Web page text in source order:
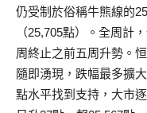
仍受制於俗稱牛熊線的
（25,705點）。全周計
周終止之前五周升勢。
隨即湧現，跌幅最多擴
點水平找到支持，大市